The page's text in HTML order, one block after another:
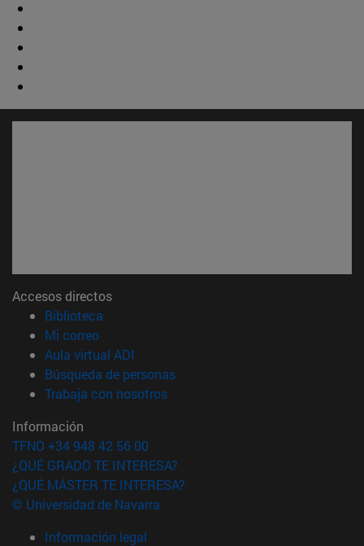
Accesos directos
Biblioteca
Mi correo(abre en nueva ventana)
Aula virtual ADI
Búsqueda de personas(abre en nueva ventana)
Trabaja con nosotros(abre en nueva ventana)
Información
TFNO +34 948 42 56 00
¿QUÉ GRADO TE INTERESA?
¿QUÉ MÁSTER TE INTERESA?
© Universidad de Navarra
Información legal